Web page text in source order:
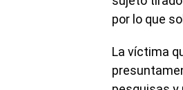
por lo que
La víctima